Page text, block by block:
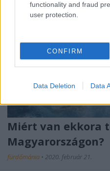
functionality and fraud
user protection.
CONFIRM
Data Deletion Data
Miért van ekkora
Magyarországon?
fürdőmánia • 2020. február 21.